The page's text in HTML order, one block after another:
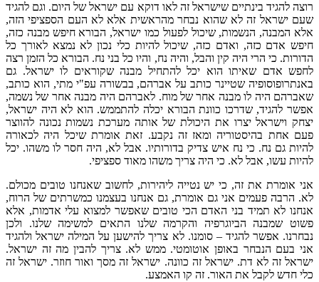
רוצה להגיד בינתיים שישראל זה לאו דוקא עם ישראל של היום. וגם להגיד
שעם ישראל זה לא שהוא נבחר מהראשית אלא לא העם הספציפי הזה,
אלא המבנה, הנשמות, שיכול לפעול כמו ישראל, הבורא חיפש מבנה כזה,
חיפש אדם כזה, ואדם כזה, שיכול להיות כלי נכון לא נמצא לאורך כל
הדורות. כי הרי היה קין והבל, והיה נח, והיו כל בני נח. הבורא כל הזמן רצה
לחפש אדם שאיתו הוא יכל להתחיל מבנה שקוראים לו ישראל. גם
באנתרופוסופיה שטיינר כותב על אברהם, בבשורה עפ"י מתי, הוא כותב,
שאברהם היה לו מבנה אחר של מוח. לאברהם היה מבנה אחר של נשמה,
אפשר להגיד, שדרכו כוונת הבורא יכלה להתממש. הוא לא היה ישראל,
יצחק וישראל יצרו את היכולת של אותה מערכת נשמות נכונה להווצר
פעם אחת בהיסטוריה ומאז זה נקבע. זאת אומרת שיכל היה לכאורה
להיות גם נח. כי נח איש צדיק בדורותיו. אבל לא, היה חסר לו משהו. יכל
להיות עשו, אבל לא. כי היה צריך משהו מאוד ספציפי.
אני אומרת את זה, כי יש נטייה ליהירות, לחשוב שאנחנו טובים מכולם.
לא. הרבה פעמים אני גם אומרת, גם אנחנו בעצמנו כמשרתים של הרוח,
אנחנו לא תמיד בני האדם הכי טובים שאפשר למצוא עלי אדמות, אלא
פשוט שמבנה הביוגרפיה והקרמה שלנו התאים למשימה שלנו. ולכן
נבחרנו. אפשר להגיד – סומנו. לא צריך להישען על המילה ישראל ולהגיד
אני בעם הנבחר באופן אוטומטי. ממש לא. צריך להבין מה זה ישראל.
ישראל זה לא דת. ישראל זה כוונה. ישראל זה מסך ואור חוזר. ישראל זה
כלי חדש לקבל את האור. זה קו האמצע.